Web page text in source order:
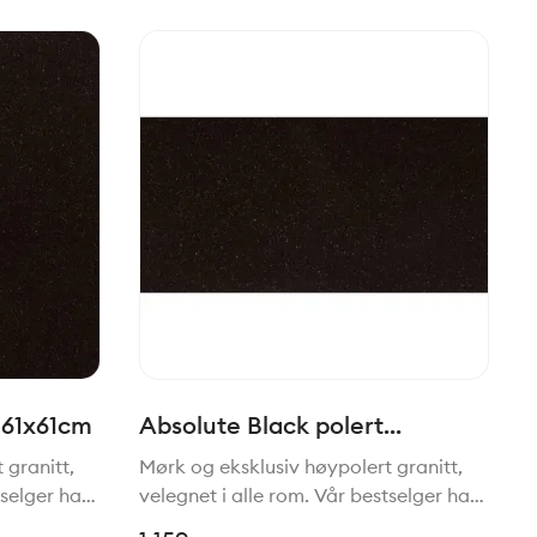
granitt,
har
Absolute Black polert
61x31,5cm
Mørk og eksklusiv høypolert granitt,
velegnet i alle rom. Vår bestselger har